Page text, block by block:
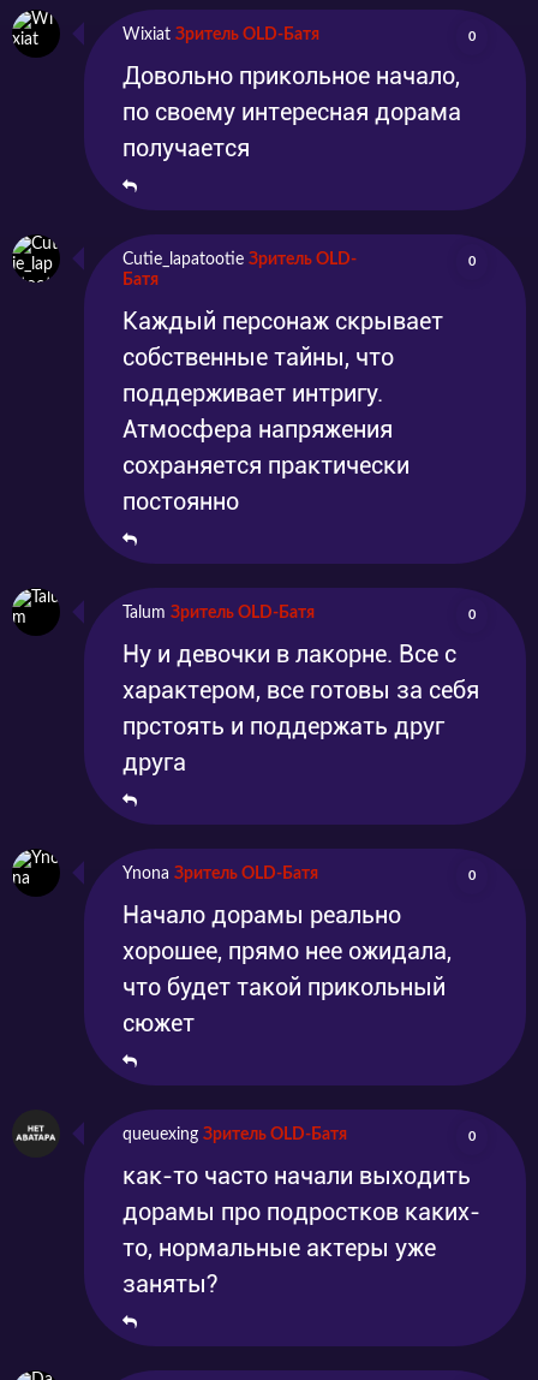
Wixiat Зритель OLD-Батя 0
Довольно прикольное начало,
по своему интересная дорама
получается
Cutie_lapatootie Зритель OLD-
Батя
0
Каждый персонаж скрывает
собственные тайны, что
поддерживает интригу.
Атмосфера напряжения
сохраняется практически
постоянно
Talum Зритель OLD-Батя 0
Ну и девочки в лакорне. Все с
характером, все готовы за себя
прстоять и поддержать друг
друга
Ynona Зритель OLD-Батя 0
Начало дорамы реально
хорошее, прямо нее ожидала,
что будет такой прикольный
сюжет
queuexing Зритель OLD-Батя 0
как-то часто начали выходить
дорамы про подростков каких-
то, нормальные актеры уже
заняты?